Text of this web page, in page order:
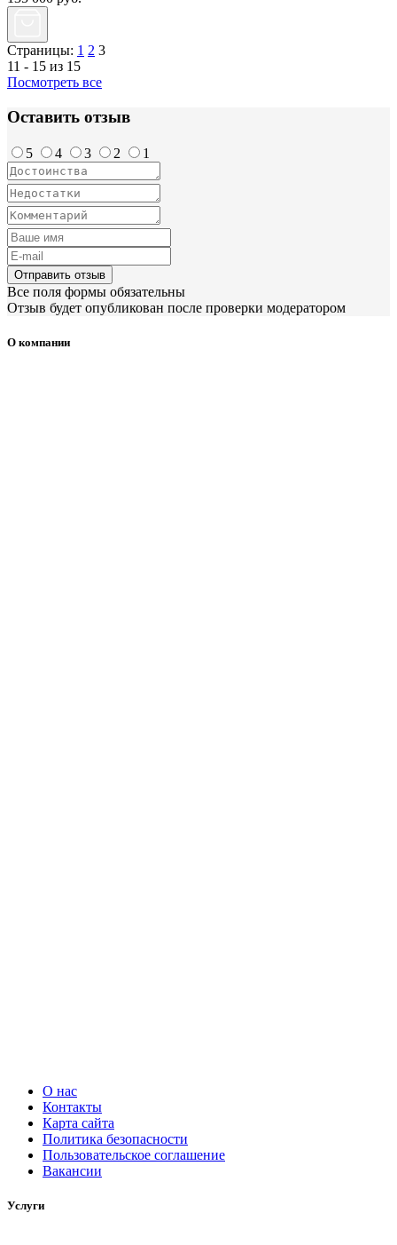
Страницы: 1 2 3
11 - 15 из 15
Посмотреть все
Оставить отзыв
5 4 3 2 1
Отправить отзыв
Все поля формы обязательны
Отзыв будет опубликован после проверки модератором
О компании
О нас
Контакты
Карта сайта
Политика безопасности
Пользовательское соглашение
Вакансии
Услуги